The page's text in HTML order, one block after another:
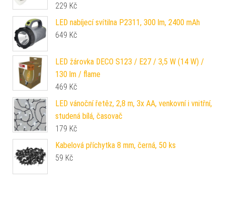
229 Kč
LED nabíjecí svítilna P2311, 300 lm, 2400 mAh
649 Kč
LED žárovka DECO S123 / E27 / 3,5 W (14 W) /
130 lm / flame
469 Kč
LED vánoční řetěz, 2,8 m, 3x AA, venkovní i vnitřní,
studená bílá, časovač
179 Kč
Kabelová příchytka 8 mm, černá, 50 ks
59 Kč